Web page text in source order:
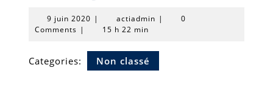
9 juin 2020
juin
| actiadmin actiadmin
|
0
Comments | 15 h 22 min
Categories: Non classé